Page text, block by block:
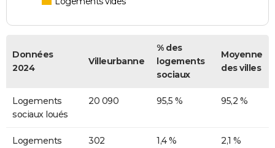
Données
2024
Villeurbanne
% des
logements
sociaux
Moyenne
des villes
Logements
sociaux loués
20 090 95,5 % 95,2 %
Logements
302 1,4 % 2,1 %